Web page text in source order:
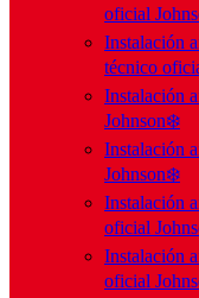
oficial
Instalación
técnico
Instalación
Johnson❄️
Instalación
Johnson❄️
Instalación
oficial
Instalación
oficial